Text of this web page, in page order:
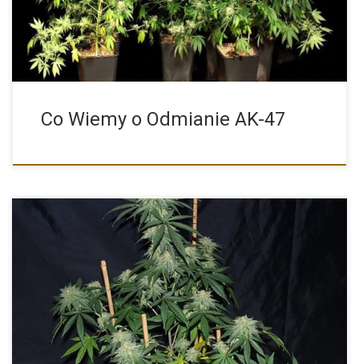
Co Wiemy o Odmianie AK-47
White Rhino to klasyczna, mocno uderzająca odmiana indica,
która blisko […]